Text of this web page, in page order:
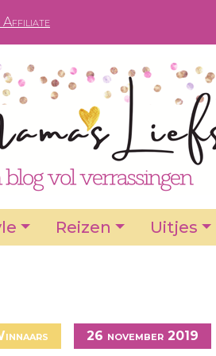
Affiliate
Reizen Uitjes
26 november 2019